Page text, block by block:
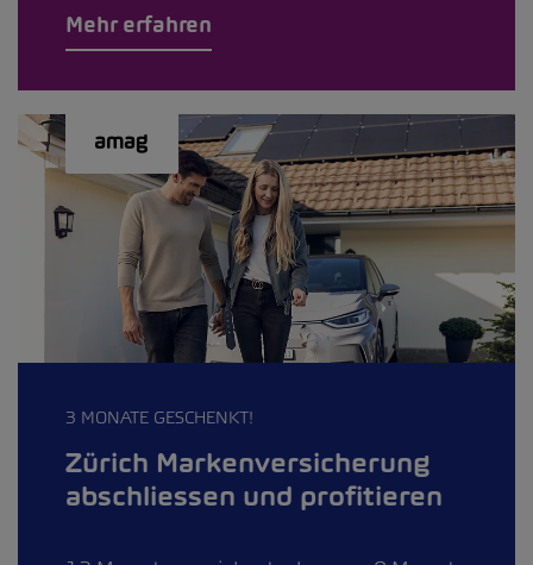
Mehr erfahren
3 MONATE GESCHENKT!
Zürich Markenversicherung
abschliessen und profitieren